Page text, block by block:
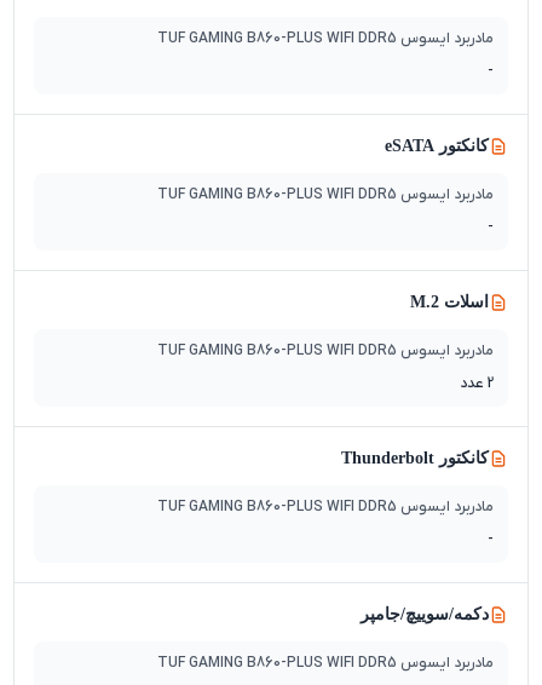
مادربرد ایسوس TUF GAMING B860-PLUS WIFI DDR5
-
کانکتور eSATA
مادربرد ایسوس TUF GAMING B860-PLUS WIFI DDR5
-
اسلات M.2
مادربرد ایسوس TUF GAMING B860-PLUS WIFI DDR5
2 عدد
کانکتور Thunderbolt
مادربرد ایسوس TUF GAMING B860-PLUS WIFI DDR5
-
دکمه/سوییچ‌/جامپر
مادربرد ایسوس TUF GAMING B860-PLUS WIFI DDR5